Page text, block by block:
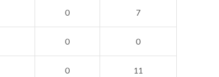
0 7
0 0
0 11